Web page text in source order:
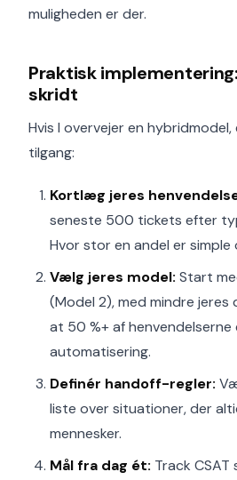
muligheden er der.
Praktisk
skridt
Hvis I overvejer en
tilgang:
Kortlæg jeres
seneste 500 tickets efter
Hvor stor en andel er
Vælg jeres model: Start
(Model 2), med mindre
at 50 %+ af henvendelserne
automatisering.
Definér handoff-regler:
liste over situationer, der
mennesker.
Mål fra dag ét: Track